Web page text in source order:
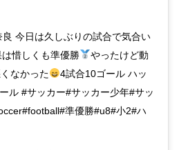
今日は久しぶりの試合で気合い
は惜しくも準優勝
やったけど動
なかった
4試合10ゴール ハッ
ル #サッカー#サッカー少年#サッ
準優勝#u8#小2#ハ